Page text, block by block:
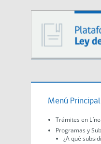
Menú Principal
Trámites en
Programas y
¿A qué